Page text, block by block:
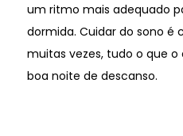
um ritmo mais adequado
dormida. Cuidar do sono é
muitas vezes, tudo o que
boa noite de descanso.